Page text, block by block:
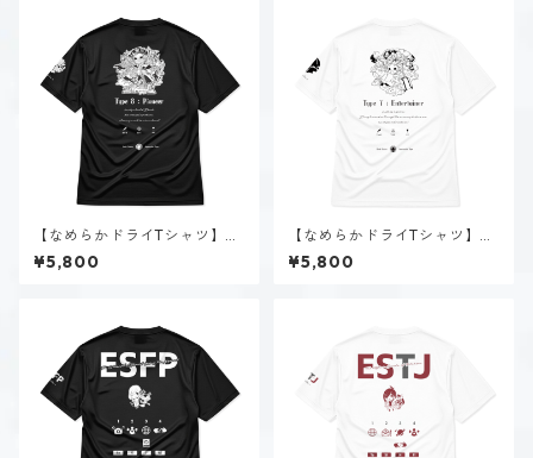
【なめらかドライTシャツ】タ
イプ８-統べる人（ダーク）｜
ブラック
¥5,800
【なめらかドライTシャツ】タ
イプ７-楽しむ人（ホーリー）
｜ホワイト
¥5,800